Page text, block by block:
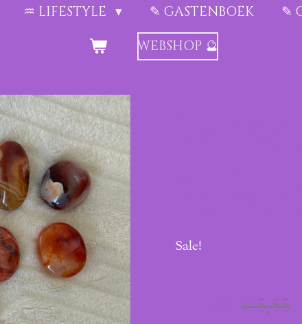
♒︎ LIFESTYLE ✎ GASTENBOEK
✎
WEBSHOP 🔮
Sale!
€ 5,55